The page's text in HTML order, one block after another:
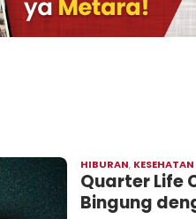
HIBURAN, KESEHATAN
Quarter Life
Bingung